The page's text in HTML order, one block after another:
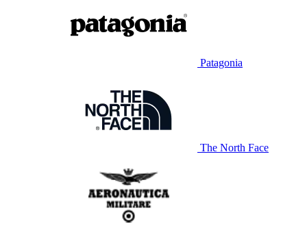
Patagonia
The North Face